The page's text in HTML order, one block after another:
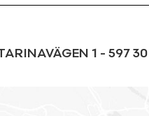
1 - 597 30